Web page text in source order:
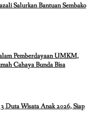
Salurkan Bantuan Sembako
Pemberdayaan UMKM,
Cahaya Bunda Bisa
Duta Wisata Anak 2026, Siap